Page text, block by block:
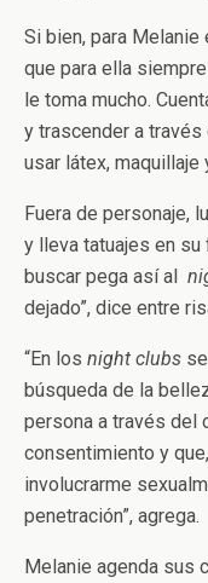
Si bien, para Melanie
que para ella
le toma mucho.
y trascender a
usar látex, maquillaje
Fuera de personaje,
y lleva tatuajes en su
buscar pega así al
dejado”, dice entre
“En los night clubs
búsqueda de la
persona a través del
consentimiento y
involucrarme
penetración”, agrega.
Melanie agenda sus